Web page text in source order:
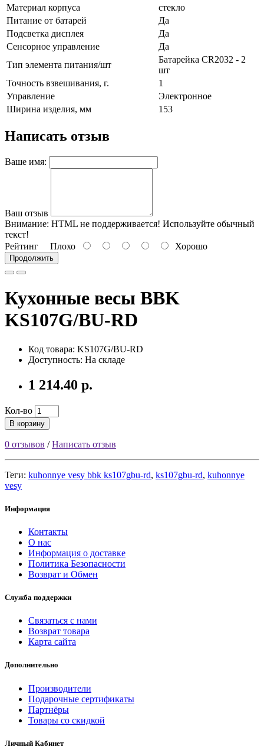
Материал корпуса
стекло
Питание от батарей
Да
Подсветка дисплея
Да
Сенсорное управление
Да
Тип элемента питания/шт
Батарейка CR2032 - 2
шт
Точность взвешивания, г.
1
Управление
Электронное
Ширина изделия, мм
153
Написать отзыв
Ваше имя:
Ваш отзыв
Внимание: HTML не поддерживается! Используйте обычный
текст!
Рейтинг Плохо Хорошо
Продолжить
Кухонные весы BBK
KS107G/BU-RD
Код товара: KS107G/BU-RD
Доступность: На складе
1 214.40 р.
Кол-во
В корзину
0 отзывов /Написать отзыв
Теги: kuhonnye vesy bbk ks107gbu-rd, ks107gbu-rd, kuhonnye
vesy
Информация
Контакты
О нас
Информация о доставке
Политика Безопасности
Возврат и Обмен
Служба поддержки
Связаться с нами
Возврат товара
Карта сайта
Дополнительно
Производители
Подарочные сертификаты
Партнёры
Товары со скидкой
Личный Кабинет